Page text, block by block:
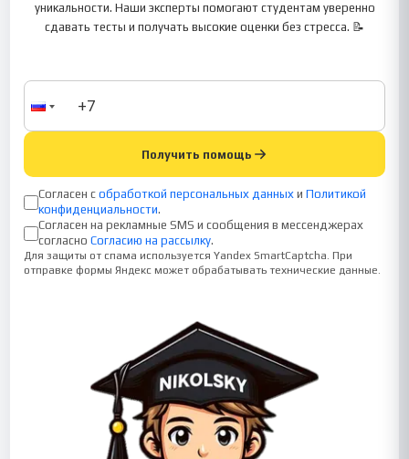
уникальности. Наши эксперты помогают студентам уверенно
сдавать тесты и получать высокие оценки без стресса. 📝
Получить помощь
Согласен с обработкой персональных данных и Политикой
конфиденциальности.
Согласен на рекламные SMS и сообщения в мессенджерах
согласно Согласию на рассылку.
Для защиты от спама используется Yandex SmartCaptcha. При
отправке формы Яндекс может обрабатывать технические данные.